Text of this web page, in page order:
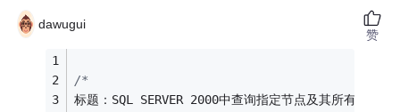
dawugui
/*
标题：SQL SERVER 2000中查询指定节点及其所有子节
赞